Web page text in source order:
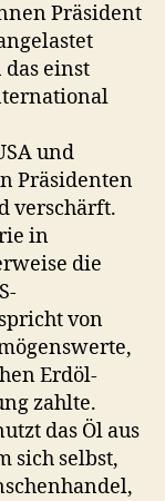
Präsident
einst
und
Präsidenten
verschärft.
in
die
von
Erdöl-
zahlte.
das Öl aus
sich selbst,